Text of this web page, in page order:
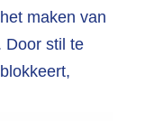
maken van
Door stil te